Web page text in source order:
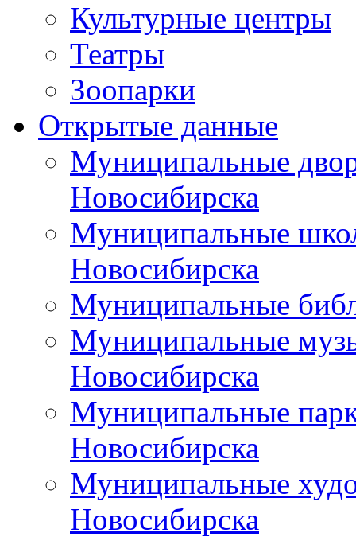
Культурные центры
Театры
Зоопарки
Открытые данные
Муниципальные
Новосибирска
Муниципальные
Новосибирска
Муниципальные
Муниципальные
Новосибирска
Муниципальные
Новосибирска
Муниципальные
Новосибирска